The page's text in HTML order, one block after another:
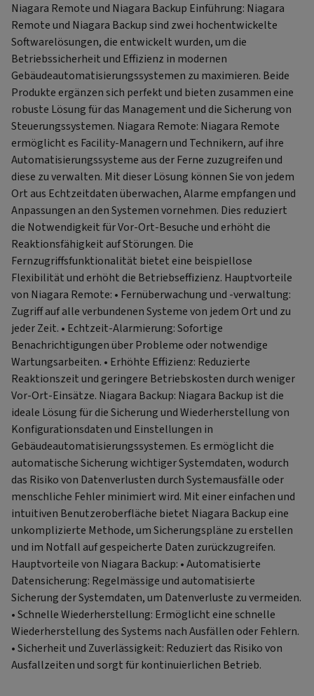
Niagara Remote und Niagara Backup Einführung: Niagara
Remote und Niagara Backup sind zwei hochentwickelte
Softwarelösungen, die entwickelt wurden, um die
Betriebssicherheit und Effizienz in modernen
Gebäudeautomatisierungssystemen zu maximieren. Beide
Produkte ergänzen sich perfekt und bieten zusammen eine
robuste Lösung für das Management und die Sicherung von
Steuerungssystemen. Niagara Remote: Niagara Remote
ermöglicht es Facility-Managern und Technikern, auf ihre
Automatisierungssysteme aus der Ferne zuzugreifen und
diese zu verwalten. Mit dieser Lösung können Sie von jedem
Ort aus Echtzeitdaten überwachen, Alarme empfangen und
Anpassungen an den Systemen vornehmen. Dies reduziert
die Notwendigkeit für Vor-Ort-Besuche und erhöht die
Reaktionsfähigkeit auf Störungen. Die
Fernzugriffsfunktionalität bietet eine beispiellose
Flexibilität und erhöht die Betriebseffizienz. Hauptvorteile
von Niagara Remote: • Fernüberwachung und -verwaltung:
Zugriff auf alle verbundenen Systeme von jedem Ort und zu
jeder Zeit. • Echtzeit-Alarmierung: Sofortige
Benachrichtigungen über Probleme oder notwendige
Wartungsarbeiten. • Erhöhte Effizienz: Reduzierte
Reaktionszeit und geringere Betriebskosten durch weniger
Vor-Ort-Einsätze. Niagara Backup: Niagara Backup ist die
ideale Lösung für die Sicherung und Wiederherstellung von
Konfigurationsdaten und Einstellungen in
Gebäudeautomatisierungssystemen. Es ermöglicht die
automatische Sicherung wichtiger Systemdaten, wodurch
das Risiko von Datenverlusten durch Systemausfälle oder
menschliche Fehler minimiert wird. Mit einer einfachen und
intuitiven Benutzeroberfläche bietet Niagara Backup eine
unkomplizierte Methode, um Sicherungspläne zu erstellen
und im Notfall auf gespeicherte Daten zurückzugreifen.
Hauptvorteile von Niagara Backup: • Automatisierte
Datensicherung: Regelmässige und automatisierte
Sicherung der Systemdaten, um Datenverluste zu vermeiden.
• Schnelle Wiederherstellung: Ermöglicht eine schnelle
Wiederherstellung des Systems nach Ausfällen oder Fehlern.
• Sicherheit und Zuverlässigkeit: Reduziert das Risiko von
Ausfallzeiten und sorgt für kontinuierlichen Betrieb.